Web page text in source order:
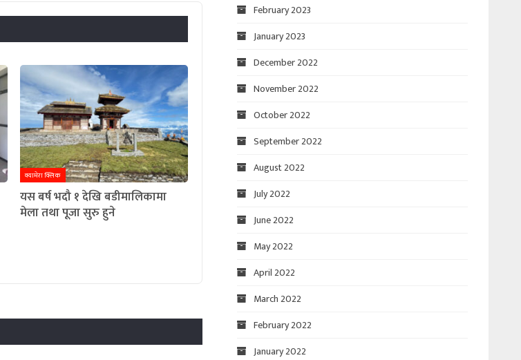
क्यामेरा क्लिक
यस बर्ष भदौ १ देखि बडीमालिकामा
मेला तथा पूजा सुरु हुने
February 2023
January 2023
December 2022
November 2022
October 2022
September 2022
August 2022
July 2022
June 2022
May 2022
April 2022
March 2022
February 2022
January 2022